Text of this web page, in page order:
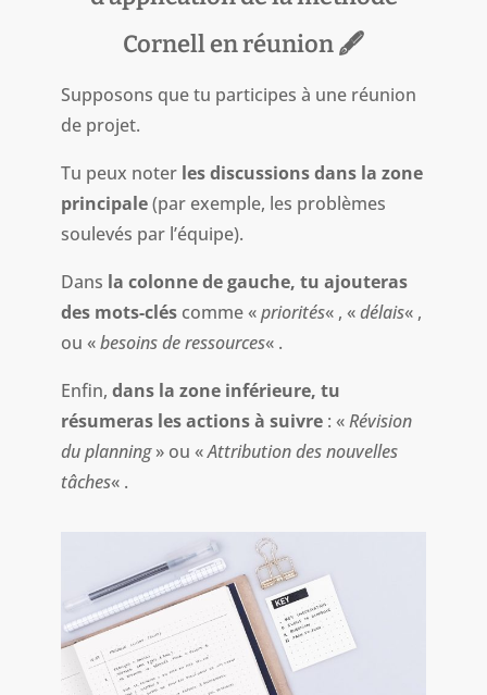
Cornell en réunion 🖋️
Supposons que tu participes à une réunion
de projet.
Tu peux noter les discussions dans la zone
principale(par exemple, les problèmes
soulevés par l’équipe).
Dans la colonne de gauche, tu ajouteras
des mots-clés comme «priorités« , «délais« ,
ou «besoins de ressources« .
Enfin, dans la zone inférieure, tu
résumeras les actions à suivre : «Révision
du planning» ou «Attribution des nouvelles
tâches« .